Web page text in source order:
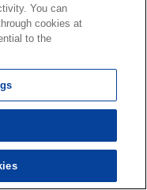
You can
cookies at
to the